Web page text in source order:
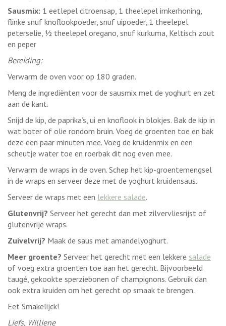
Sausmix: 1 eetlepel citroensap, 1 theelepel imkerhoning,
flinke snuf knoflookpoeder, snuf uipoeder, 1 theelepel
peterselie, ½ theelepel oregano, snuf kurkuma, Keltisch zout
en peper
Bereiding:
Verwarm de oven voor op 180 graden.
Meng de ingrediënten voor de sausmix met de yoghurt en zet
aan de kant.
Snijd de kip, de paprika’s, ui en knoflook in blokjes. Bak de kip in
wat boter of olie rondom bruin. Voeg de groenten toe en bak
deze een paar minuten mee. Voeg de kruidenmix en een
scheutje water toe en roerbak dit nog even mee.
Verwarm de wraps in de oven. Schep het kip-groentemengsel
in de wraps en serveer deze met de yoghurt kruidensaus.
Serveer de wraps met een lekkere salade.
Glutenvrij? Serveer het gerecht dan met zilvervliesrijst of
glutenvrije wraps.
Zuivelvrij? Maak de saus met amandelyoghurt.
Meer groente? Serveer het gerecht met een lekkere salade
of voeg extra groenten toe aan het gerecht. Bijvoorbeeld
taugé, gekookte sperziebonen of champignons. Gebruik dan
ook extra kruiden om het gerecht op smaak te brengen.
Eet Smakelijck!
Liefs, Williene